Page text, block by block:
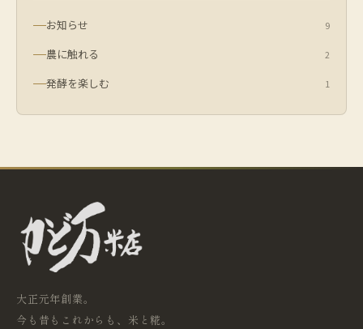
お知らせ 9
農に触れる 2
発酵を楽しむ 1
大正元年創業。
今も昔もこれからも、米と糀。